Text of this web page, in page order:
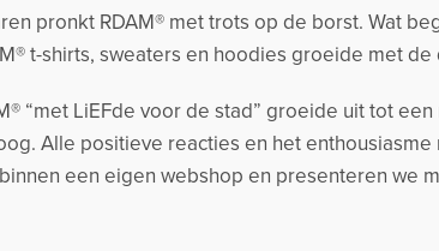
pronkt RDAM® met trots op de borst. Wat
t-shirts, sweaters en hoodies groeide met de
“met LiEFde voor de stad” groeide uit tot
Alle positieve reacties en het
een eigen webshop en presenteren we